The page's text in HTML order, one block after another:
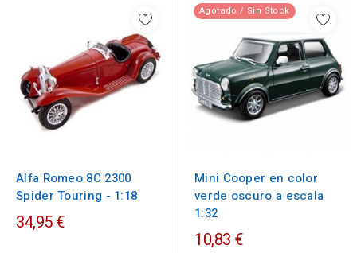
Alfa Romeo 8C 2300
Spider Touring - 1:18
34,95 €
Agotado / Sin Stock
Mini Cooper en color
verde oscuro a escala
1:32
10,83 €